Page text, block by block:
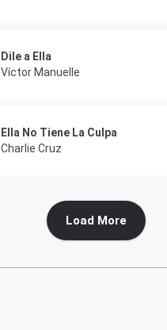
Dile a Ella
Víctor Manuelle
Ella No Tiene La Culpa
Charlie Cruz
Load More